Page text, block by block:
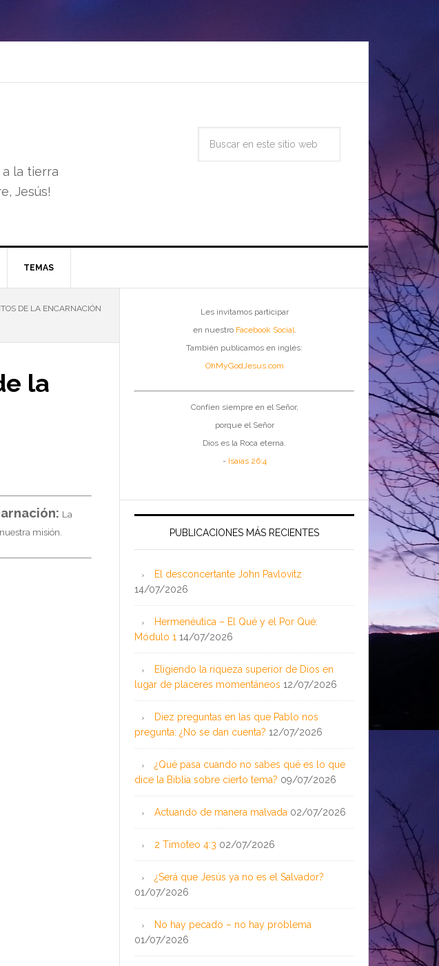
a la tierra
Jesús!
TEMAS
DE LA ENCARNACIÓN
la
La
misión.
Les invitamos participar
en nuestro Facebook Social.
También publicamos en inglés:
OhMyGodJesus.com
Confíen siempre en el Señor,
porque el Señor
Dios es la Roca eterna.
- Isaías 26:4
PUBLICACIONES MÁS RECIENTES
El desconcertante John Pavlovitz
14/07/2026
Hermenéutica – El Qué y el Por Qué:
Módulo 1 14/07/2026
Eligiendo la riqueza superior de Dios en
lugar de placeres momentáneos 12/07/2026
Diez preguntas en las que Pablo nos
pregunta: ¿No se dan cuenta? 12/07/2026
¿Qué pasa cuando no sabes qué es lo que
dice la Biblia sobre cierto tema? 09/07/2026
Actuando de manera malvada 02/07/2026
2 Timoteo 4:3 02/07/2026
¿Será que Jesús ya no es el Salvador?
01/07/2026
No hay pecado – no hay problema
01/07/2026